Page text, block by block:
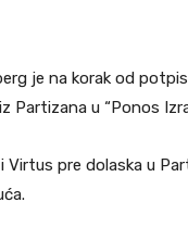
je na korak od
Partizana u “Ponos
Virtus pre dolaska u